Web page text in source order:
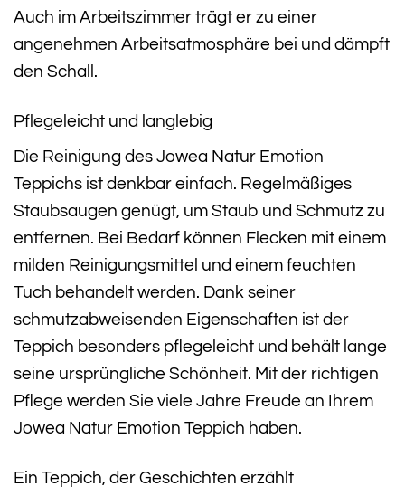
Auch im Arbeitszimmer trägt er zu einer
angenehmen Arbeitsatmosphäre bei und dämpft
den Schall.
Pflegeleicht und langlebig
Die Reinigung des Jowea Natur Emotion
Teppichs ist denkbar einfach. Regelmäßiges
Staubsaugen genügt, um Staub und Schmutz zu
entfernen. Bei Bedarf können Flecken mit einem
milden Reinigungsmittel und einem feuchten
Tuch behandelt werden. Dank seiner
schmutzabweisenden Eigenschaften ist der
Teppich besonders pflegeleicht und behält lange
seine ursprüngliche Schönheit. Mit der richtigen
Pflege werden Sie viele Jahre Freude an Ihrem
Jowea Natur Emotion Teppich haben.
Ein Teppich, der Geschichten erzählt